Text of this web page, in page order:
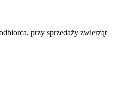
przy sprzedaży zwierząt